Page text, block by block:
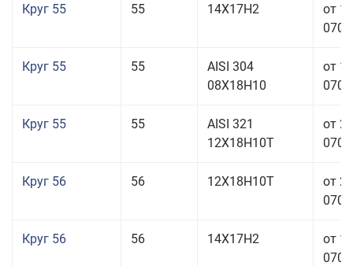
Круг 55 55 14Х17Н2
от
Круг 55 55
AISI 304
08Х18Н10
от
Круг 55 55
AISI 321
12Х18Н10Т
от
Круг 56 56 12Х18Н10Т
от
Круг 56 56 14Х17Н2
от